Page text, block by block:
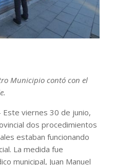
Municipio contó con el
Este viernes 30 de junio,
dos procedimientos
estaban funcionando
La medida fue
municipal, Juan Manuel